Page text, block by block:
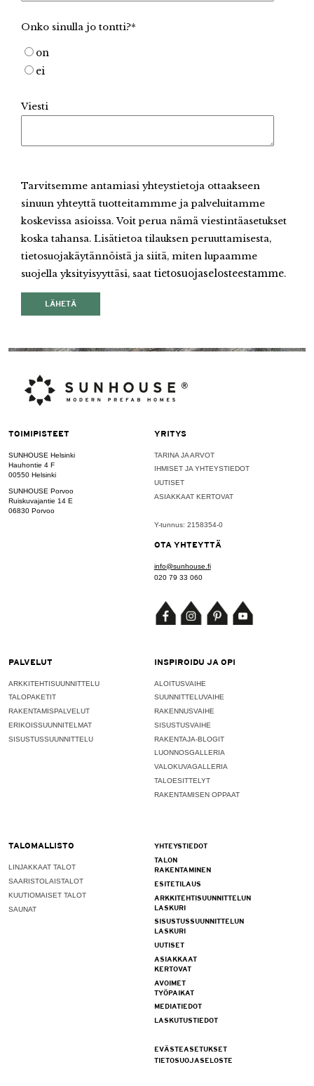
Onko sinulla jo tontti?*
on
ei
Viesti
Tarvitsemme antamiasi yhteystietoja ottaakseen
sinuun yhteyttä tuotteitammme ja palveluitamme
koskevissa asioissa. Voit perua nämä viestintäasetukset
koska tahansa. Lisätietoa tilauksen peruuttamisesta,
tietosuojakäytännöistä ja siitä, miten lupaamme
suojella yksityisyyttäsi, saat tietosuojaselosteestamme.
TOIMIPISTEET
SUNHOUSE Helsinki
Hauhontie 4 F
00550 Helsinki
SUNHOUSE Porvoo
Ruiskuvajantie 14 E
06830 Porvoo
YRITYS
TARINA JA ARVOT
IHMISET JA YHTEYSTIEDOT
UUTISET
ASIAKKAAT KERTOVAT
Y-tunnus: 2158354-0
OTA YHTEYTTÄ
info@sunhouse.fi
020 79 33 060
PALVELUT
ARKKITEHTISUUNNITTELU
TALOPAKETIT
RAKENTAMISPALVELUT
ERIKOISSUUNNITELMAT
SISUSTUSSUUNNITTELU
INSPIROIDU JA OPI
ALOITUSVAIHE
SUUNNITTELUVAIHE
RAKENNUSVAIHE
SISUSTUSVAIHE
RAKENTAJA-BLOGIT
LUONNOSGALLERIA
VALOKUVAGALLERIA
TALOESITTELYT
RAKENTAMISEN OPPAAT
TALOMALLISTO
LINJAKKAAT TALOT
SAARISTOLAISTALOT
KUUTIOMAISET TALOT
SAUNAT
YHTEYSTIEDOT
TALON
RAKENTAMINEN
ESITETILAUS
ARKKITEHTISUUNNITTELUN
LASKURI
SISUSTUSSUUNNITTELUN
LASKURI
UUTISET
ASIAKKAAT
KERTOVAT
AVOIMET
TYÖPAIKAT
MEDIATIEDOT
LASKUTUSTIEDOT
EVÄSTEASETUKSET
TIETOSUOJASELOSTE